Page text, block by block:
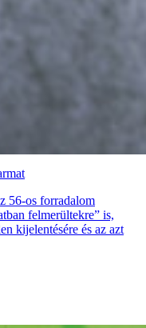
56-os forradalom
felmerültekre” is,
kijelentésére és az azt